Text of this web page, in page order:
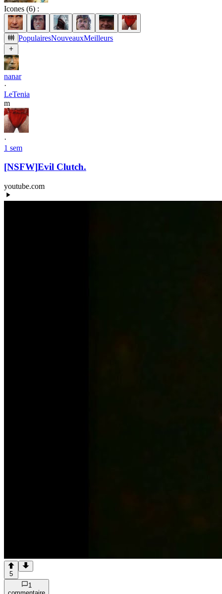
Icones (6) :
PopulairesNouveauxMeilleurs
nanar
·
LeTenia
m
·
1 sem
[NSFW]Evil Clutch.
youtube.com
5
1